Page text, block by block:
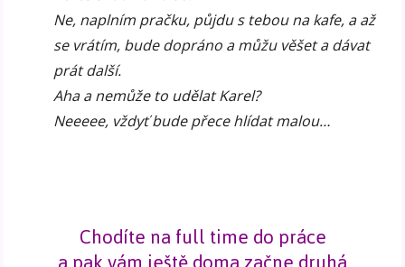
Ne, naplním pračku, půjdu s tebou na kafe, a až
se vrátím, bude dopráno a můžu věšet a dávat
prát další.
Aha a nemůže to udělat Karel?
Neeeee, vždyť bude přece hlídat malou…
Chodíte na full time do práce